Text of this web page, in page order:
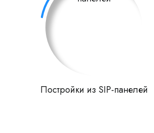
Постройки из SIP-панелей